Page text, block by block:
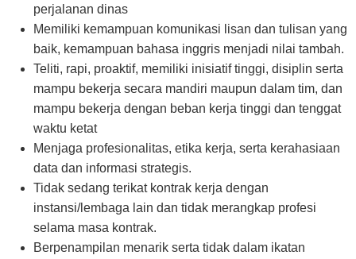
perjalanan dinas
Memiliki kemampuan komunikasi lisan dan tulisan yang
baik, kemampuan bahasa inggris menjadi nilai tambah.
Teliti, rapi, proaktif, memiliki inisiatif tinggi, disiplin serta
mampu bekerja secara mandiri maupun dalam tim, dan
mampu bekerja dengan beban kerja tinggi dan tenggat
waktu ketat
Menjaga profesionalitas, etika kerja, serta kerahasiaan
data dan informasi strategis.
Tidak sedang terikat kontrak kerja dengan
instansi/lembaga lain dan tidak merangkap profesi
selama masa kontrak.
Berpenampilan menarik serta tidak dalam ikatan